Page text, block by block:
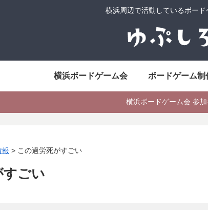
横浜周辺で活動しているボー
横浜ボードゲーム会 ボードゲーム制
横浜ボードゲーム会 参
報 > この過労死がすごい
すごい